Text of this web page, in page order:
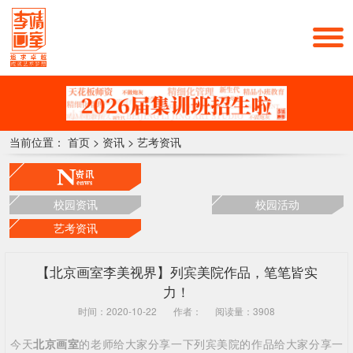
当前位置： 首页 > 资讯 > 艺考资讯
校园资讯
校园活动
艺考资讯
【北京画室李美视界】列宾美院作品，笔笔皆实
力！
时间：2020-10-22 作者： 阅读量：3908
今天北京画室的老师给大家分享一下列宾美院的作品给大家分享一